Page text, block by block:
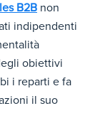
B2B non
indipendenti
obiettivi
i reparti e fa
il suo